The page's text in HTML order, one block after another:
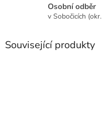
Osobní odběr
v Sobočicích
Související produkty